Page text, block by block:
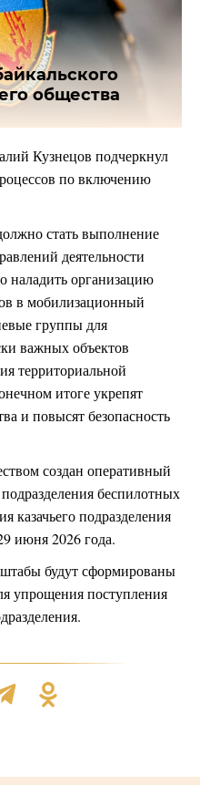
общества
Кузнецов подчеркнул
по включению
стать выполнение
деятельности
наладить организацию
в мобилизационный
группы для
важных объектов
территориальной
итоге укрепят
и повысят безопасность
создан оперативный
беспилотных
казачьего подразделения
июня 2026 года.
будут сформированы
упрощения поступления